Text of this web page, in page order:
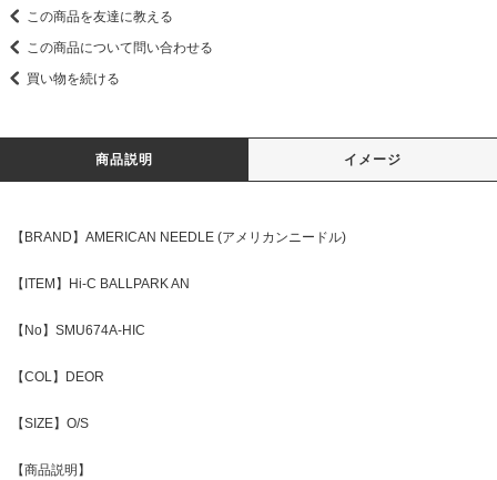
この商品を友達に教える
この商品について問い合わせる
買い物を続ける
商品説明 イメージ
【BRAND】AMERICAN NEEDLE (アメリカンニードル)
【ITEM】Hi-C BALLPARK AN
【No】SMU674A-HIC
【COL】DEOR
【SIZE】O/S
【商品説明】